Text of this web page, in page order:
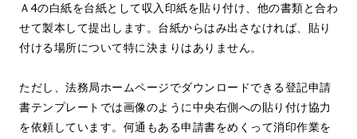
Ａ4の白紙を台紙として収入印紙を貼り付け、他の書類と合わ
せて製本して提出します。台紙からはみ出さなければ、貼り
付ける場所について特に決まりはありません。
ただし、法務局ホームページでダウンロードできる登記申請
書テンプレートでは画像のように中央右側への貼り付け協力
を依頼しています。何通もある申請書をめくって消印作業を